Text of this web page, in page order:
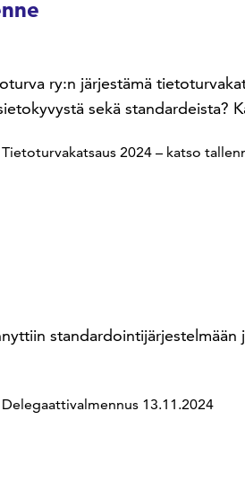
ry:n järjestämä
sekä standardeista?
Tietoturvakatsaus 2024 – katso
Delegaattivalmennus 13.11.2024